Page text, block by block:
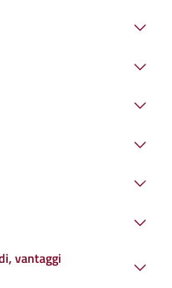
vantaggi